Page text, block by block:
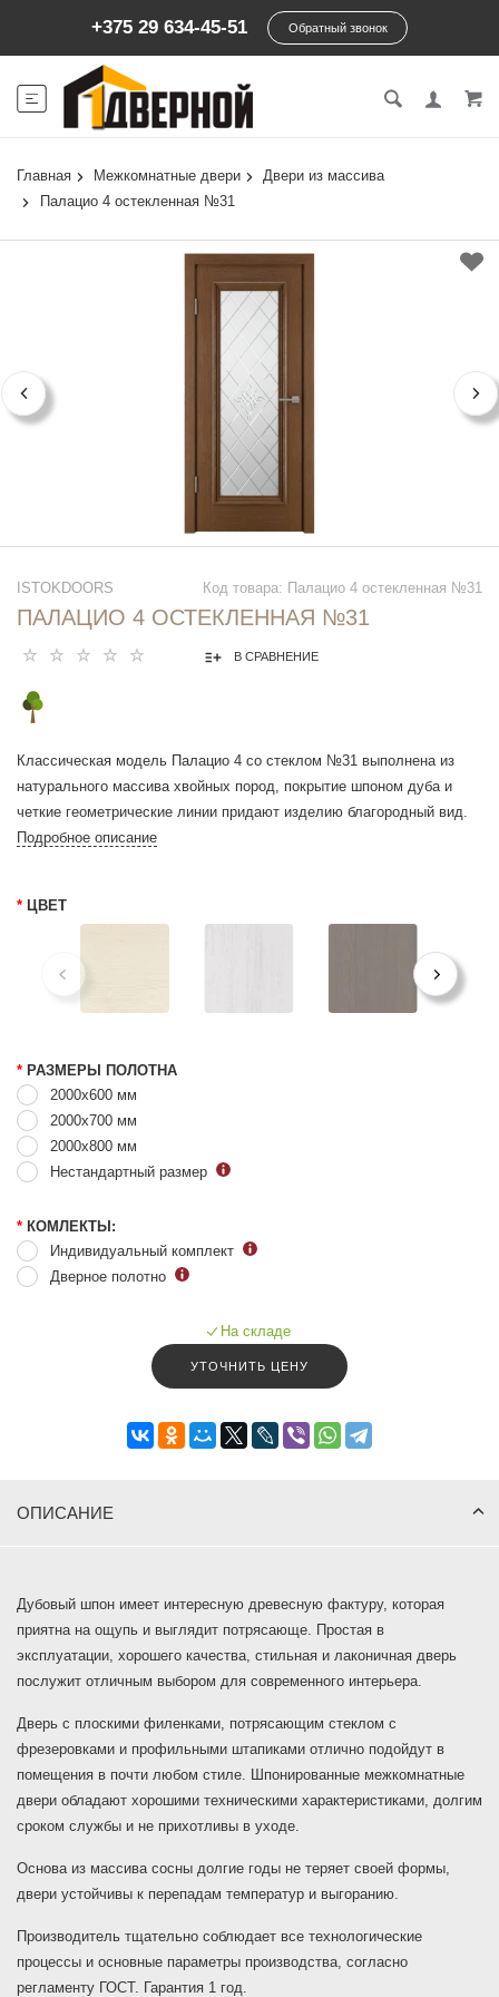
+375 29 634-45-51 Обратный звонок
Главная Межкомнатные двери
Двери из массива
Палацио 4 остекленная №31
Код товара: Палацио 4 остекленная №31
ISTOKDOORS
ПАЛАЦИО 4 ОСТЕКЛЕННАЯ №31
В СРАВНЕНИЕ
Классическая модель Палацио 4 со стеклом №31 выполнена из
натурального массива хвойных пород, покрытие шпоном дуба и
четкие геометрические линии придают изделию благородный вид.
Подробное описание
* ЦВЕТ
* РАЗМЕРЫ ПОЛОТНА
2000x600 мм
2000x700 мм
2000x800 мм
Нестандартный размер
* КОМЛЕКТЫ:
Индивидуальный комплект
Дверное полотно
На складе
УТОЧНИТЬ ЦЕНУ
ОПИСАНИЕ
Дубовый шпон имеет интересную древесную фактуру, которая
приятна на ощупь и выглядит потрясающе. Простая в
эксплуатации, хорошего качества, стильная и лаконичная дверь
послужит отличным выбором для современного интерьера.
Дверь с плоскими филенками, потрясающим стеклом с
фрезеровками и профильными штапиками отлично подойдут в
помещения в почти любом стиле. Шпонированные межкомнатные
двери обладают хорошими техническими характеристиками, долгим
сроком службы и не прихотливы в уходе.
Основа из массива сосны долгие годы не теряет своей формы,
двери устойчивы к перепадам температур и выгоранию.
Производитель тщательно соблюдает все технологические
процессы и основные параметры производства, согласно
регламенту ГОСТ. Гарантия 1 год.